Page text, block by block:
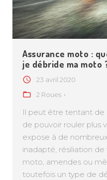
Assurance moto :
je débride ma moto
23 avril 2020
2 Roues
Il peut être tentant
de pouvoir rouler plus
expose à de
inadapté, résiliation de
moto, amendes ou
toutefois un type de